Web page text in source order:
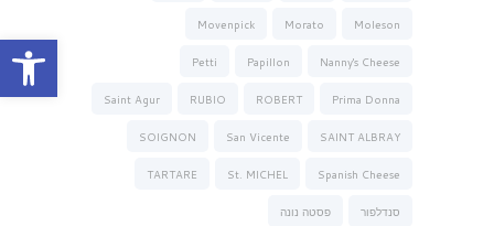
פתח סרגל נגישות
Moleson
Morato
Movenpick
Nanny's Cheese
Papillon
Petti
Prima Donna
ROBERT
RUBIO
Saint Agur
SAINT ALBRAY
San Vicente
SOIGNON
Spanish Cheese
St. MICHEL
TARTARE
סנדלפור פסטה נונה